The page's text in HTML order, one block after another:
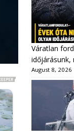
Váratlan
időjárásunk,
August 8, 2026